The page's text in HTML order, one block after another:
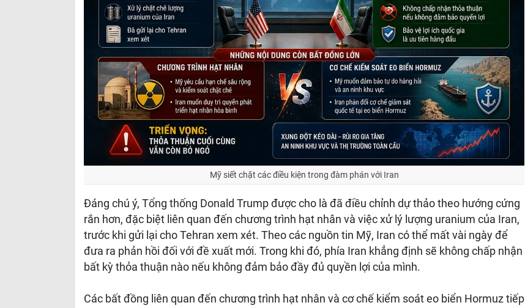
Mỹ siết chặt các điều kiện trong đàm phán với Iran
Đáng chú ý, Tổng thống Donald Trump được cho là đã điều chỉnh dự thảo theo hướng cứng
rắn hơn, đặc biệt liên quan đến chương trình hạt nhân và việc xử lý lượng uranium của Iran,
trước khi gửi lại cho Tehran xem xét. Theo các nguồn tin Mỹ, Iran có thể mất vài ngày để
đưa ra phản hồi đối với đề xuất mới. Trong khi đó, phía Iran khẳng định sẽ không chấp nhận
bất kỳ thỏa thuận nào nếu không đảm bảo đầy đủ quyền lợi của mình.
Các bất đồng liên quan đến chương trình hạt nhân và cơ chế kiểm soát eo biển Hormuz tiếp